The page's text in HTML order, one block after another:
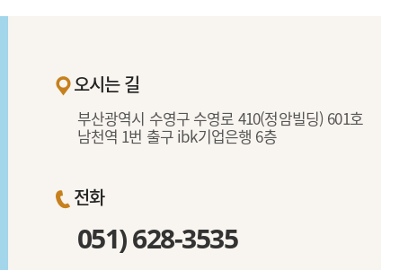
오시는 길
부산광역시 수영구 수영로 410(정암빌딩) 601호
남천역 1번 출구 ibk기업은행 6층
전화
051) 628-3535